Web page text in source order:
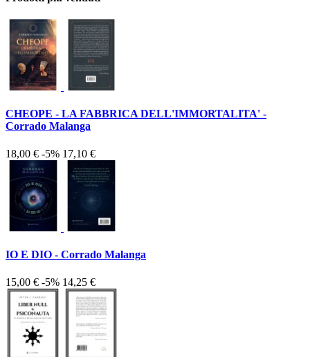
CHEOPE - LA FABBRICA DELL'IMMORTALITA' -
Corrado Malanga
18,00 € -5% 17,10 €
IO E DIO - Corrado Malanga
15,00 € -5% 14,25 €